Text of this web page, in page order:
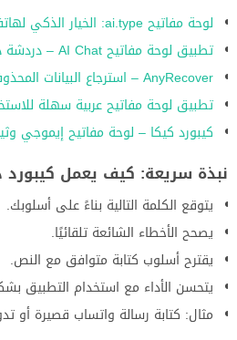
لوحة مفاتيح ai.type: الخيار الذكي لهاتفك
تطبيق لوحة مفاتيح AI Chat – دردشة ذكية على جهازك
AnyRecover – استرجاع البيانات المحذوفة بسهولة وأمان
تطبيق لوحة مفاتيح عربية سهلة
كيبورد كيكا – لوحة مفاتيح إيموجي
نبذة سريعة: كيف يعمل كيبورد
يتوقع الكلمة التالية بناءً على أسلوبك.
يصحح الأخطاء الشائعة تلقائيًا.
يقترح أسلوب كتابة متوافق مع النص.
يتحسن الأداء مع استخدام التطبيق
مثال: كتابة رسالة واتساب قصيرة أو